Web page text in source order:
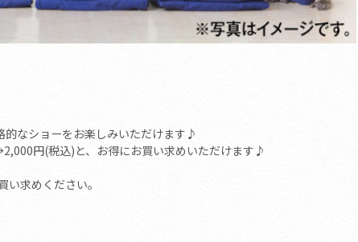
的なショーをお楽しみいただけます♪
円(税込)と、お得にお買い求めいただけます♪
求めください。